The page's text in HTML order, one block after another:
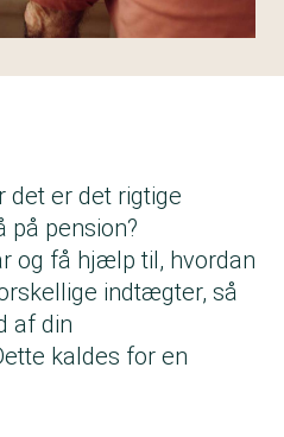
det er det rigtige
på pension?
og få hjælp til, hvordan
indtægter, så
af din
kaldes for en